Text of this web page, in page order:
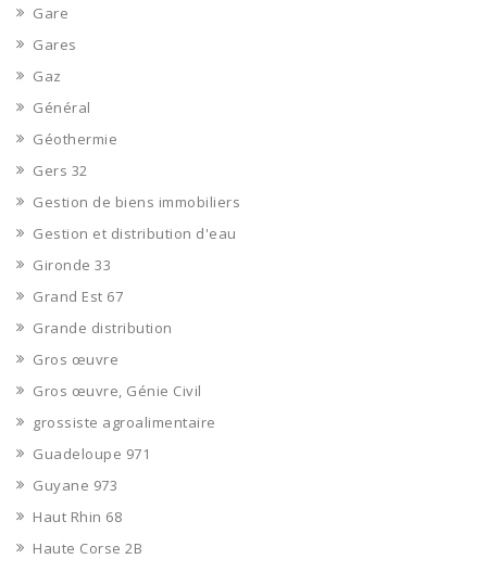
Gare
Gares
Gaz
Général
Géothermie
Gers 32
Gestion de biens immobiliers
Gestion et distribution d'eau
Gironde 33
Grand Est 67
Grande distribution
Gros œuvre
Gros œuvre, Génie Civil
grossiste agroalimentaire
Guadeloupe 971
Guyane 973
Haut Rhin 68
Haute Corse 2B